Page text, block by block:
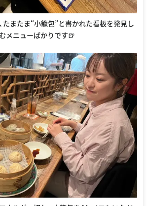
たまたま“小籠包”と書かれた看板を発見し
メニューばかりです🍺